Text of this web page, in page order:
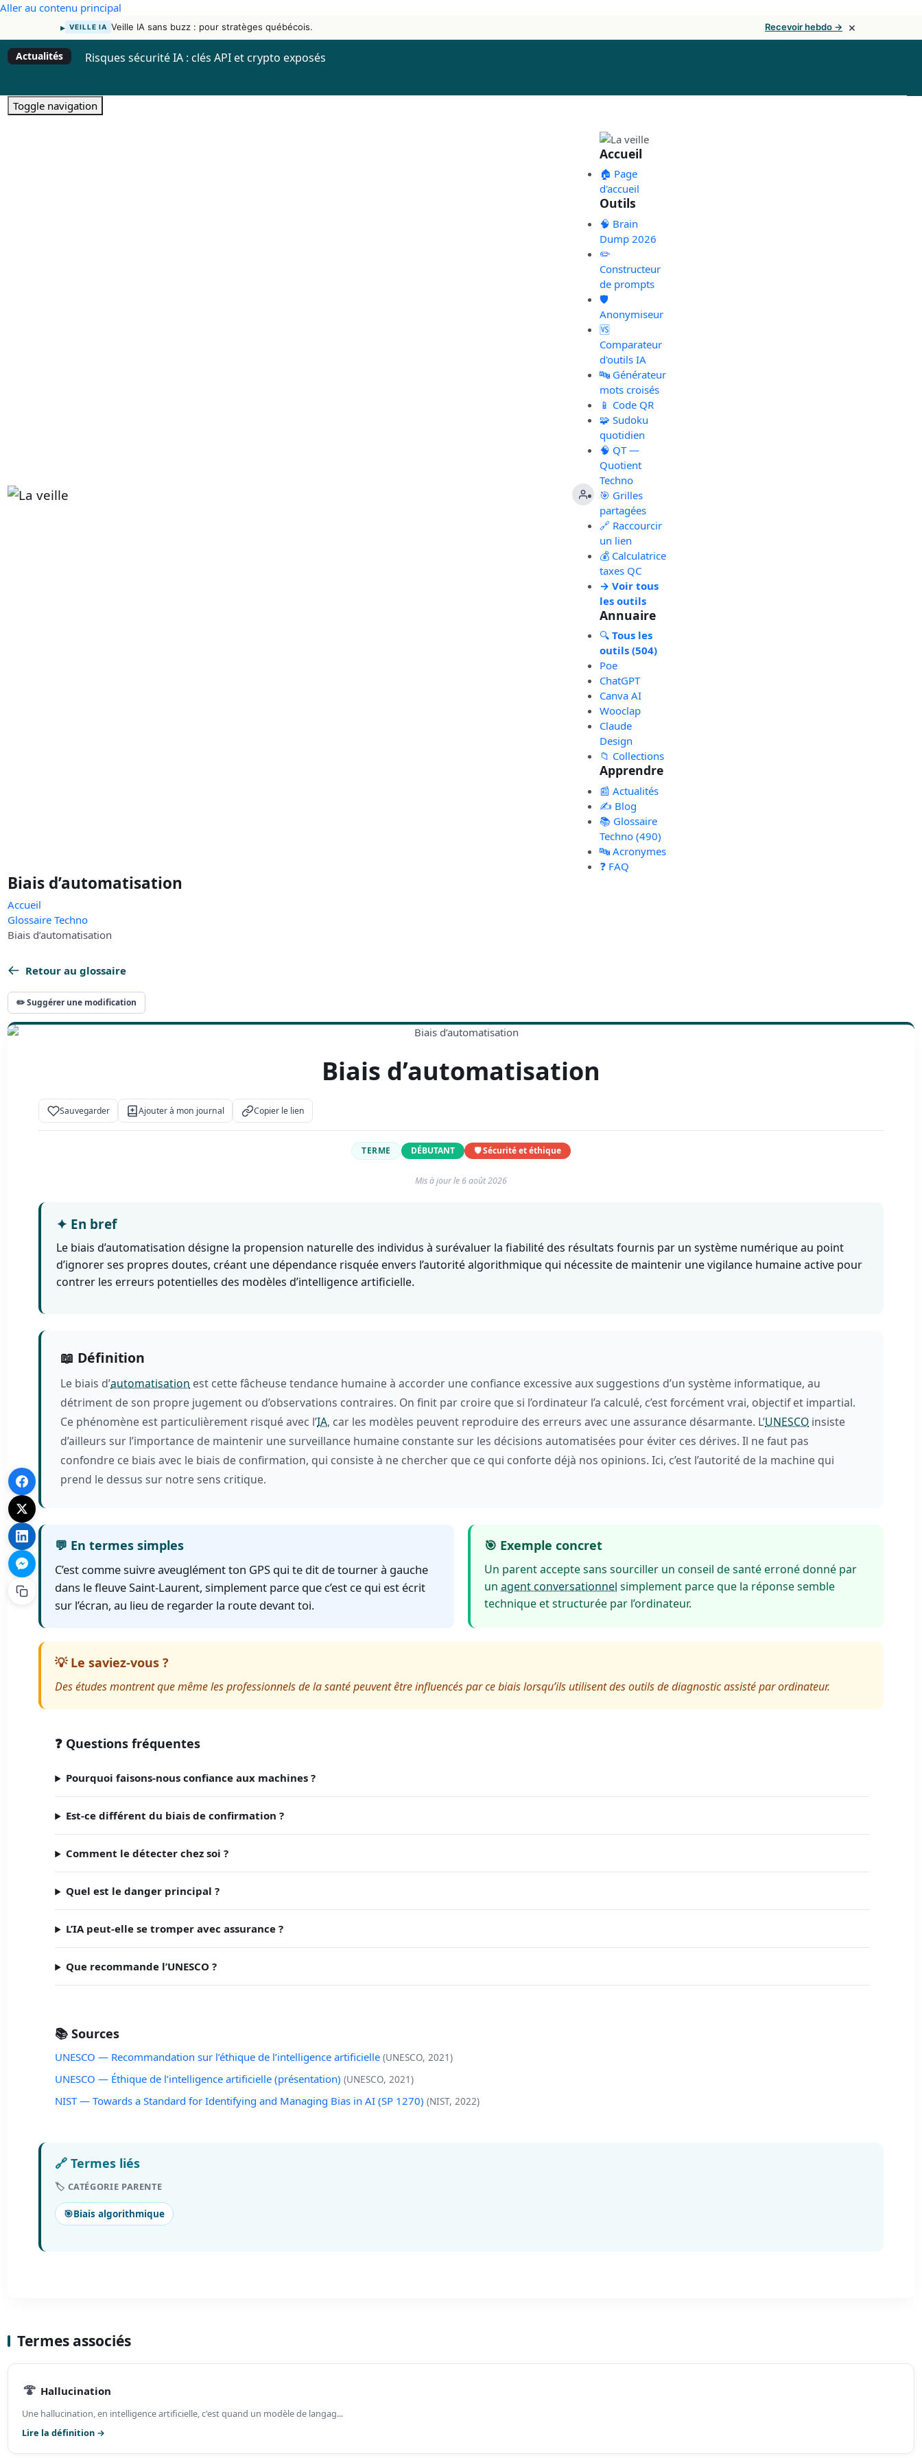
Aller au contenu principal
▸ VEILLE IA Veille IA sans buzz : pour stratèges québécois. Recevoir hebdo → ×
Actualités Risques sécurité IA : clés API et crypto exposés
Toggle navigation
Accueil
🏠 Page
d'accueil
Outils
🧠 Brain
Dump 2026
✏️
Constructeur
de prompts
🛡️
Anonymiseur
🆚
Comparateur
d'outils IA
🔤 Générateur
mots croisés
📱 Code QR
🧩 Sudoku
quotidien
🧠 QT —
Quotient
Techno
🎯 Grilles
partagées
🔗 Raccourcir
un lien
💰 Calculatrice
taxes QC
→ Voir tous
les outils
Annuaire
🔍Tous les
outils (504)
Poe
ChatGPT
Canva AI
Wooclap
Claude
Design
📁 Collections
Apprendre
📰 Actualités
✍️ Blog
📚 Glossaire
Techno (490)
🔤 Acronymes
❓ FAQ
Biais d’automatisation
Accueil
Glossaire Techno
Biais d’automatisation
Retour au glossaire
✏️ Suggérer une modification
Biais d’automatisation
Sauvegarder Ajouter à mon journal Copier le lien
TERME DÉBUTANT 🛡️ Sécurité et éthique
Mis à jour le 6 août 2026
✦ En bref
Le biais d’automatisation désigne la propension naturelle des individus à surévaluer la fiabilité des résultats fournis par un système numérique au point
d’ignorer ses propres doutes, créant une dépendance risquée envers l’autorité algorithmique qui nécessite de maintenir une vigilance humaine active pour
contrer les erreurs potentielles des modèles d’intelligence artificielle.
📖 Définition
Le biais d’automatisation est cette fâcheuse tendance humaine à accorder une confiance excessive aux suggestions d’un système informatique, au
détriment de son propre jugement ou d’observations contraires. On finit par croire que si l’ordinateur l’a calculé, c’est forcément vrai, objectif et impartial.
Ce phénomène est particulièrement risqué avec l’IA, car les modèles peuvent reproduire des erreurs avec une assurance désarmante. L’UNESCO insiste
d’ailleurs sur l’importance de maintenir une surveillance humaine constante sur les décisions automatisées pour éviter ces dérives. Il ne faut pas
confondre ce biais avec le biais de confirmation, qui consiste à ne chercher que ce qui conforte déjà nos opinions. Ici, c’est l’autorité de la machine qui
prend le dessus sur notre sens critique.
💬 En termes simples
C’est comme suivre aveuglément ton GPS qui te dit de tourner à gauche
dans le fleuve Saint-Laurent, simplement parce que c’est ce qui est écrit
sur l’écran, au lieu de regarder la route devant toi.
🎯 Exemple concret
Un parent accepte sans sourciller un conseil de santé erroné donné par
un agent conversationnel simplement parce que la réponse semble
technique et structurée par l’ordinateur.
💡 Le saviez-vous ?
Des études montrent que même les professionnels de la santé peuvent être influencés par ce biais lorsqu’ils utilisent des outils de diagnostic assisté par ordinateur.
❓ Questions fréquentes
Pourquoi faisons-nous confiance aux machines ?
Est-ce différent du biais de confirmation ?
Comment le détecter chez soi ?
Quel est le danger principal ?
L’IA peut-elle se tromper avec assurance ?
Que recommande l’UNESCO ?
📚 Sources
UNESCO — Recommandation sur l’éthique de l’intelligence artificielle (UNESCO, 2021)
UNESCO — Éthique de l’intelligence artificielle (présentation) (UNESCO, 2021)
NIST — Towards a Standard for Identifying and Managing Bias in AI (SP 1270) (NIST, 2022)
🔗 Termes liés
🏷️ CATÉGORIE PARENTE
🎯Biais algorithmique
Termes associés
🍄 Hallucination
Une hallucination, en intelligence artificielle, c'est quand un modèle de langag...
Lire la définition →